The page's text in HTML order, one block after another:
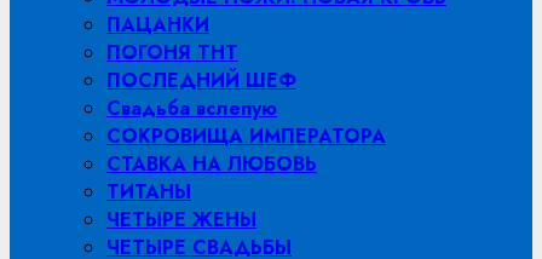
ПАЦАНКИ
ПОГОНЯ ТНТ
ПОСЛЕДНИЙ ШЕФ
Свадьба вслепую
СОКРОВИЩА ИМПЕРАТОРА
СТАВКА НА ЛЮБОВЬ
ТИТАНЫ
ЧЕТЫРЕ ЖЕНЫ
ЧЕТЫРЕ СВАДЬБЫ